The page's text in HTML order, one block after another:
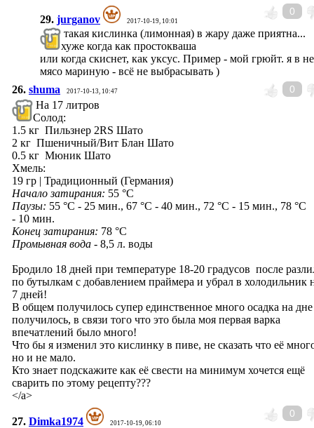
0
29. jurganov 2017-10-19, 10:01
такая кислинка (лимонная) в жару даже приятна...
хуже когда как простокваша
или когда скиснет, как уксус. Пример - мой грюйт. я в
мясо мариную - всё не выбрасывать )
0
26. shuma 2017-10-13, 10:47
На 17 литров
Солод:
1.5 кг Пильзнер 2RS Шато
2 кг Пшеничный/Вит Блан Шато
0.5 кг Мюник Шато
Хмель:
19 гр | Традиционный (Германия)
Начало затирания: 55 °C
Паузы: 55 °C - 25 мин., 67 °C - 40 мин., 72 °C - 15 мин., 78 °C
- 10 мин.
Конец затирания: 78 °C
Промывная вода - 8,5 л. воды
Бродило 18 дней при температуре 18-20 градусов после
по бутылкам с добавлением праймера и убрал в холодильник
7 дней!
В общем получилось супер единственное много осадка на дне
получилось, в связи того что это была моя первая варка
впечатлений было много!
Что бы я изменил это кислинку в пиве, не сказать что её
но и не мало.
Кто знает подскажите как её свести на минимум хочется ещё
сварить по этому рецепту???
</a>
0
27. Dimka1974 2017-10-19, 06:10